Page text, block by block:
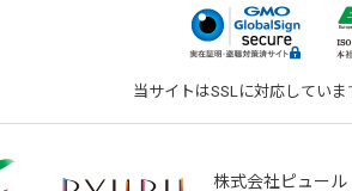
当サイトはSSLに対応してい
株式会社ピュー